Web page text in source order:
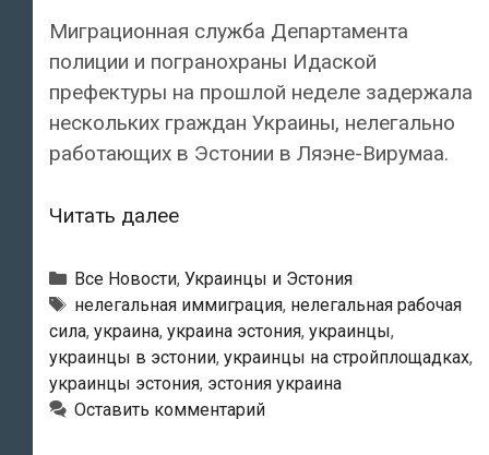
Миграционная служба Департамента
полиции и погранохраны Идаской
префектуры на прошлой неделе задержала
нескольких граждан Украины, нелегально
работающих в Эстонии в Ляэне-Вирумаа.
Читать далееГраждан
нелегально
работавших
в
Эстонии,
попросили
Рубрики
Все Новости, Украинцы и Эстония
Метки
нелегальная иммиграция, нелегальная рабочая
сила, украина, украина эстония, украинцы,
украинцы в эстонии, украинцы на стройплощадках,
украинцы эстония, эстония украина
Оставить комментарий